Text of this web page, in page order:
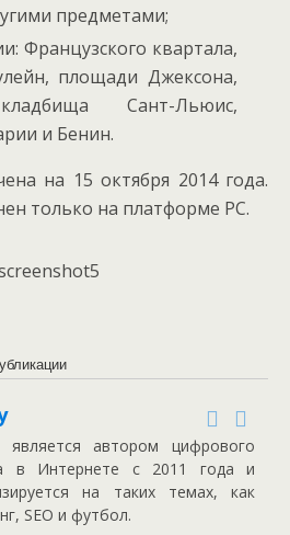
предметами;
Французского квартала,
площади Джексона,
Сант-Льюис,
и Бенин.
на 15 октября 2014 года.
только на платформе PC.
является автором цифрового
в Интернете с 2011 года и
на таких темах, как
SEO и футбол.